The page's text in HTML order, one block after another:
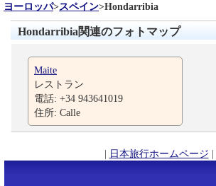
ヨーロッパ>スペイン>Hondarribia
Hondarribia関連のフォトマップ
Maite
レストラン
電話: +34 943641019
住所: Calle
| 日本旅行ホームページ |